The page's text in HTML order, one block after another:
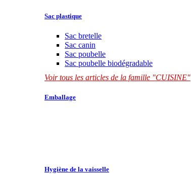
Sac plastique
Sac bretelle
Sac canin
Sac poubelle
Sac poubelle biodégradable
Voir tous les articles de la famille "CUISINE"
Emballage
Hygiène de la vaisselle